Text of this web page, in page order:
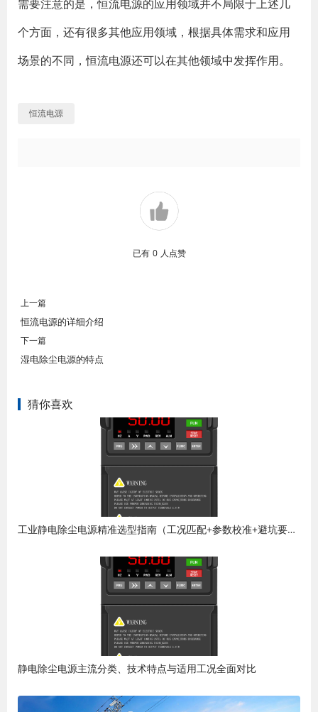
需要注意的是，恒流电源的应用领域并不局限于上述几
个方面，还有很多其他应用领域，根据具体需求和应用
场景的不同，恒流电源还可以在其他领域中发挥作用。
恒流电源
已有 0 人点赞
上一篇
恒流电源的详细介绍
下一篇
湿电除尘电源的特点
猜你喜欢
工业静电除尘电源精准选型指南（工况匹配+参数校准+避坑要点）
静电除尘电源主流分类、技术特点与适用工况全面对比